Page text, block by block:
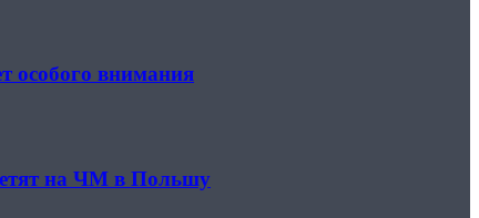
особого внимания
на ЧМ в Польшу